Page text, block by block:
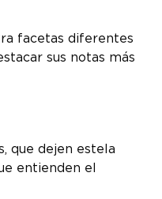
facetas diferentes
sus notas más
que dejen estela
entienden el